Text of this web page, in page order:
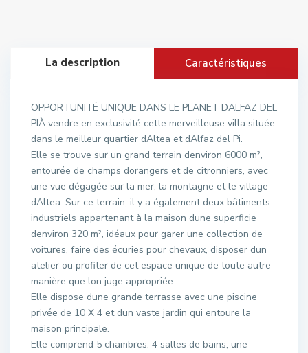
La description Caractéristiques
OPPORTUNITÉ UNIQUE DANS LE PLANET DALFAZ DEL
PIÀ vendre en exclusivité cette merveilleuse villa située
dans le meilleur quartier dAltea et dAlfaz del Pi.
Elle se trouve sur un grand terrain denviron 6000 m²,
entourée de champs dorangers et de citronniers, avec
une vue dégagée sur la mer, la montagne et le village
dAltea. Sur ce terrain, il y a également deux bâtiments
industriels appartenant à la maison dune superficie
denviron 320 m², idéaux pour garer une collection de
voitures, faire des écuries pour chevaux, disposer dun
atelier ou profiter de cet espace unique de toute autre
manière que lon juge appropriée.
Elle dispose dune grande terrasse avec une piscine
privée de 10 X 4 et dun vaste jardin qui entoure la
maison principale.
Elle comprend 5 chambres, 4 salles de bains, une